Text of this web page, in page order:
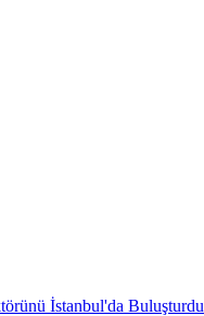
İstanbul'da Buluşturdu